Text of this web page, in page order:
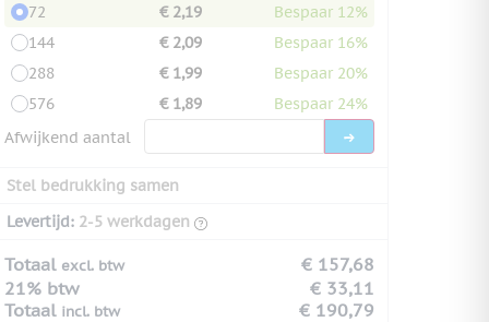
72
€ 2,19
Bespaar 12%
144
€ 2,09
Bespaar 16%
288
€ 1,99
Bespaar 20%
576
€ 1,89
Bespaar 24%
Afwijkend aantal
Stel bedrukking samen
Levertijd: 2-5 werkdagen
Totaal excl. btw
€ 157,68
21% btw
€ 33,11
Totaal incl. btw € 190,79